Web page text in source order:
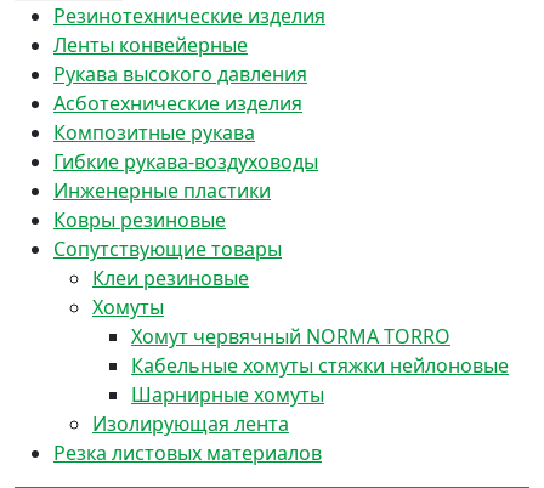
Резинотехнические изделия
Ленты конвейерные
Рукава высокого давления
Асботехнические изделия
Композитные рукава
Гибкие рукава-воздуховоды
Инженерные пластики
Ковры резиновые
Сопутствующие товары
Клеи резиновые
Хомуты
Хомут червячный NORMA TORRO
Кабельные хомуты стяжки нейлоновые
Шарнирные хомуты
Изолирующая лента
Резка листовых материалов